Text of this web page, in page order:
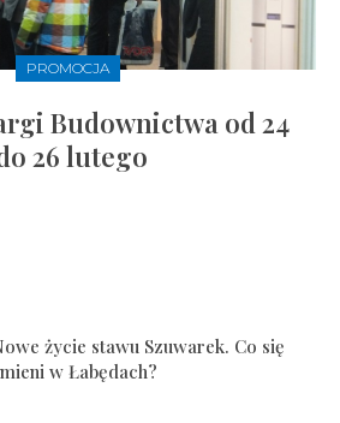
PROMOCJA
Budownictwa od 24
26 lutego
życie stawu Szuwarek. Co się
w Łabędach?